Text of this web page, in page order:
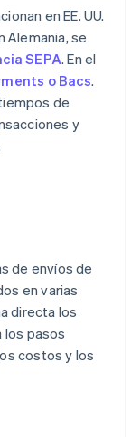
en EE. UU.
Alemania, se
SEPA. En el
o Bacs.
de
y
de envíos de
en varias
directa los
los pasos
costos y los